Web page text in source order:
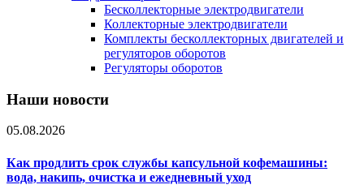
Бесколлекторные электродвигатели
Коллекторные электродвигатели
Комплекты бесколлекторных двигателей и
регуляторов оборотов
Регуляторы оборотов
Наши новости
05.08.2026
Как продлить срок службы капсульной кофемашины:
вода, накипь, очистка и ежедневный уход